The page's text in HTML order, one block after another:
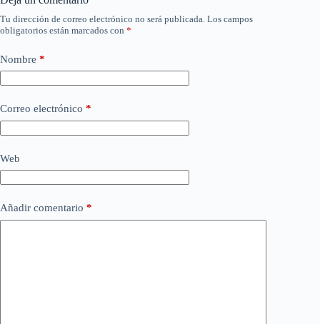
Tu dirección de correo electrónico no será publicada. Los campos
obligatorios están marcados con *
Nombre *
Correo electrónico *
Web
Añadir comentario *